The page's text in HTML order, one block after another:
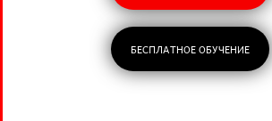
БЕСПЛАТНОЕ ОБУЧЕНИЕ